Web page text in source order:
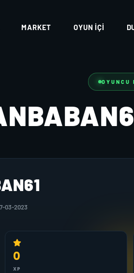
MARKET OYUN İÇI
OYUNCU
03-2023
0
XP